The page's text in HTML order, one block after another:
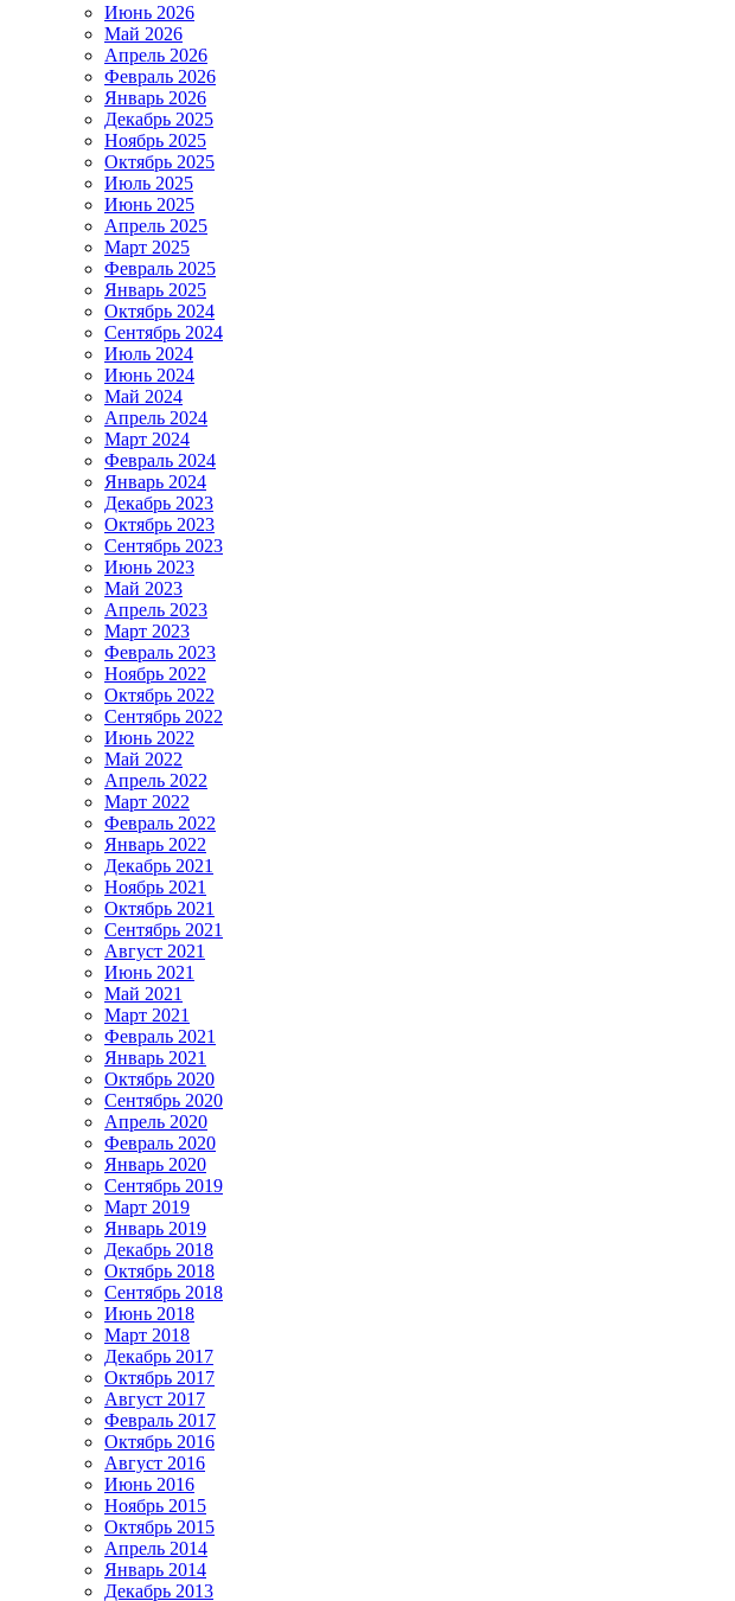
Июнь 2026
Май 2026
Апрель 2026
Февраль 2026
Январь 2026
Декабрь 2025
Ноябрь 2025
Октябрь 2025
Июль 2025
Июнь 2025
Апрель 2025
Март 2025
Февраль 2025
Январь 2025
Октябрь 2024
Сентябрь 2024
Июль 2024
Июнь 2024
Май 2024
Апрель 2024
Март 2024
Февраль 2024
Январь 2024
Декабрь 2023
Октябрь 2023
Сентябрь 2023
Июнь 2023
Май 2023
Апрель 2023
Март 2023
Февраль 2023
Ноябрь 2022
Октябрь 2022
Сентябрь 2022
Июнь 2022
Май 2022
Апрель 2022
Март 2022
Февраль 2022
Январь 2022
Декабрь 2021
Ноябрь 2021
Октябрь 2021
Сентябрь 2021
Август 2021
Июнь 2021
Май 2021
Март 2021
Февраль 2021
Январь 2021
Октябрь 2020
Сентябрь 2020
Апрель 2020
Февраль 2020
Январь 2020
Сентябрь 2019
Март 2019
Январь 2019
Декабрь 2018
Октябрь 2018
Сентябрь 2018
Июнь 2018
Март 2018
Декабрь 2017
Октябрь 2017
Август 2017
Февраль 2017
Октябрь 2016
Август 2016
Июнь 2016
Ноябрь 2015
Октябрь 2015
Апрель 2014
Январь 2014
Декабрь 2013